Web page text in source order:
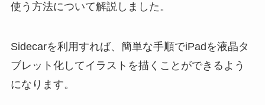
使う方法について解説しました。
Sidecarを利用すれば、簡単な手順でiPadを液晶タ
ブレット化してイラストを描くことができるよう
になります。